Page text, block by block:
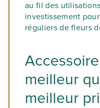
au fil des
investissement
réguliers de fleurs
meilleur
meilleur